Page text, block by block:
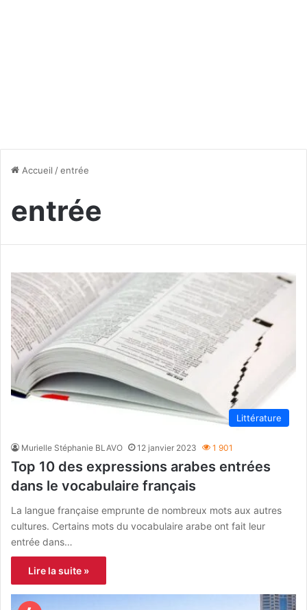
Accueil /entrée
entrée
Littérature
Murielle Stéphanie BLAVO 12 janvier 2023 1 901
Top 10 des expressions arabes entrées
dans le vocabulaire français
La langue française emprunte de nombreux mots aux autres
cultures. Certains mots du vocabulaire arabe ont fait leur
entrée dans…
Lire la suite »